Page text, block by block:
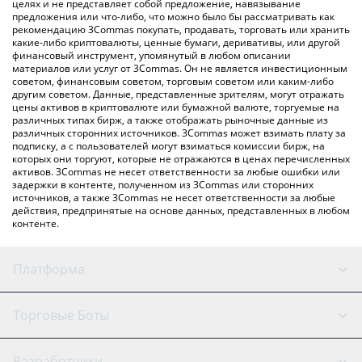
MemeCore в основных фиатных и криптовалютах.
целях и не представляет собой предложение, навязывание
предложения или что-либо, что можно было бы рассматривать как
рекомендацию 3Commas покупать, продавать, торговать или хранить
какие-либо криптовалюты, ценные бумаги, деривативы, или другой
финансовый инструмент, упомянутый в любом описании
материалов или услуг от 3Commas. Он не является инвестиционным
советом, финансовым советом, торговым советом или каким-либо
другим советом. Данные, представленные зрителям, могут отражать
цены активов в криптовалюте или бумажной валюте, торгуемые на
различных типах бирж, а также отображать рыночные данные из
различных сторонних источников. 3Commas может взимать плату за
подписку, а с пользователей могут взиматься комиссии бирж, на
которых они торгуют, которые не отражаются в ценах перечисленных
активов. 3Commas не несет ответственности за любые ошибки или
задержки в контенте, полученном из 3Commas или сторонних
источников, а также 3Commas не несет ответственности за любые
действия, предпринятые на основе данных, представленных в любом
контенте.
Платформа
GRID Бот
Торговые Боты